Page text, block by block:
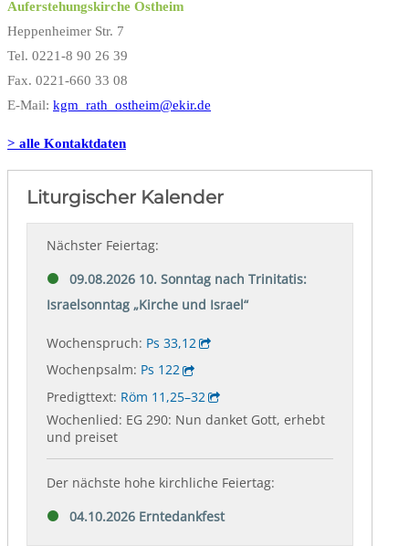
Auferstehungskirche Ostheim
Heppenheimer Str. 7
Tel. 0221-8 90 26 39
Fax. 0221-660 33 08
E-Mail: kgm_rath_ostheim@ekir.de
> alle Kontaktdaten